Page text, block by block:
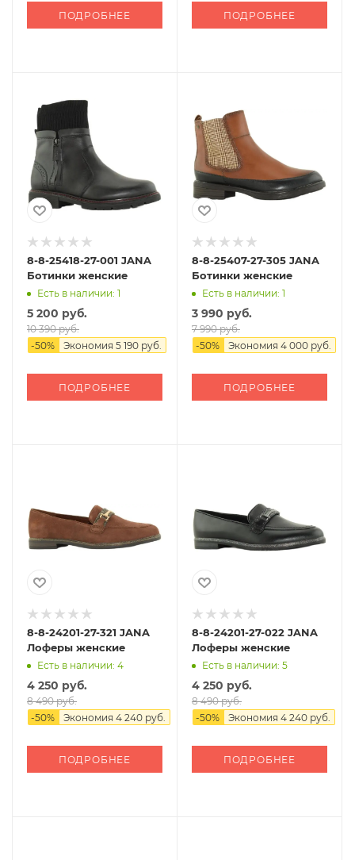
ПОДРОБНЕЕ ПОДРОБНЕЕ
8-8-25418-27-001 JANA
Ботинки женские
Есть в наличии: 1
5 200 руб.
10 390 руб.
-50% Экономия 5 190 руб.
ПОДРОБНЕЕ
8-8-25407-27-305 JANA
Ботинки женские
Есть в наличии: 1
3 990 руб.
7 990 руб.
-50% Экономия 4 000 руб.
ПОДРОБНЕЕ
8-8-24201-27-321 JANA
Лоферы женские
Есть в наличии: 4
4 250 руб.
8 490 руб.
-50% Экономия 4 240 руб.
ПОДРОБНЕЕ
8-8-24201-27-022 JANA
Лоферы женские
Есть в наличии: 5
4 250 руб.
8 490 руб.
-50% Экономия 4 240 руб.
ПОДРОБНЕЕ